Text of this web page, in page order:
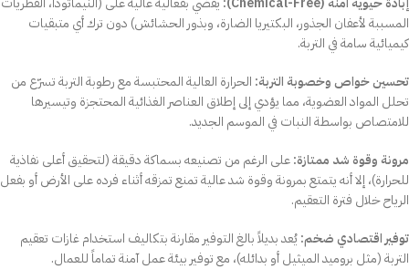
المسببة لأعفان الجذور، البكتيريا الضارة، وبذور الحشائش) دون ترك أي متبقيات
كيميائية سامة في التربة.
تحسين خواص وخصوبة التربة: الحرارة العالية المحتبسة مع رطوبة التربة تسرّع من
تحلل المواد العضوية، مما يؤدي إلى إطلاق العناصر الغذائية المحتجزة وتيسيرها
للامتصاص بواسطة النبات في الموسم الجديد.
مرونة وقوة شد ممتازة:على الرغم من تصنيعه بسماكة دقيقة (لتحقيق أعلى نفاذية
للحرارة)، إلا أنه يتمتع بمرونة وقوة شد عالية تمنع تمزقه أثناء فرده على الأرض أو بفعل
الرياح خلال فترة التعقيم.
توفير اقتصادي ضخم:يُعد بديلاً بالغ التوفير مقارنة بتكاليف استخدام غازات تعقيم
التربة (مثل بروميد الميثيل أو بدائله)، مع توفير بيئة عمل آمنة تماماً للعمال.